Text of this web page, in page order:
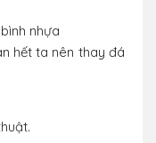
nhựa
hết ta nên thay đá